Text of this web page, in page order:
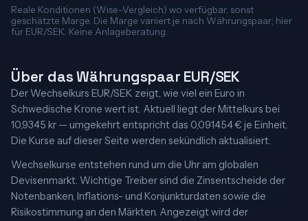
Reale Konditionen (Wise-Vergleich) wo verfügbar, sonst
geschätzte Marge. Die Marge variiert je nach Währungspaar; hier
für EUR/SEK. Keine Anlageberatung.
Über das Währungspaar EUR/SEK
Der Wechselkurs EUR/SEK zeigt, wie viel ein Euro in
Schwedische Krone wert ist. Aktuell liegt der Mittelkurs bei
10,9345 kr — umgekehrt entspricht das 0,091454 € je Einheit.
Die Kurse auf dieser Seite werden sekündlich aktualisiert.
Wechselkurse entstehen rund um die Uhr am globalen
Devisenmarkt. Wichtige Treiber sind die Zinsentscheide der
Notenbanken, Inflations- und Konjunkturdaten sowie die
Risikostimmung an den Märkten. Angezeigt wird der